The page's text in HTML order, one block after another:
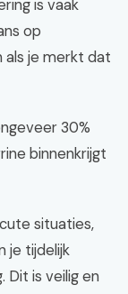
is vaak
op
als je merkt dat
30%
binnenkrijgt
situaties,
je tijdelijk
Dit is veilig en